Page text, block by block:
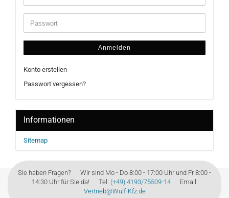
Anmelden
Konto erstellen
Passwort vergessen?
Informationen
Sitemap
Sie haben Fragen? Wir sind Mo - Do 8:00 - 17:00 Uhr und Fr 8:00 -
14:30 Uhr für Sie da! Tel: (+49) 4193/75509-14Email:
Vertrieb@Wulf-Kfz.de